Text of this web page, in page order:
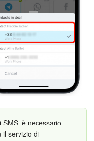
SMS, è necessario
il servizio di